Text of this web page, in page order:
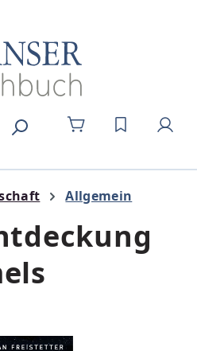
DU HAST 0
Allgemein